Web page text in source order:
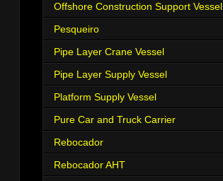
Offshore Construction Support Vessel
Pesqueiro
Pipe Layer Crane Vessel
Pipe Layer Supply Vessel
Platform Supply Vessel
Pure Car and Truck Carrier
Rebocador
Rebocador AHT